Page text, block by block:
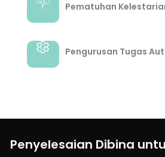
Pematuhan
Pengurusan Tugas
Penyelesaian Dibina